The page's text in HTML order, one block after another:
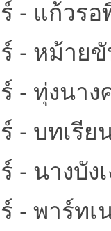
- แก้วรอ
- หม้าย
- ทุ่งนาง
- บทเรีย
- นางบัง
- พาร์ทเ